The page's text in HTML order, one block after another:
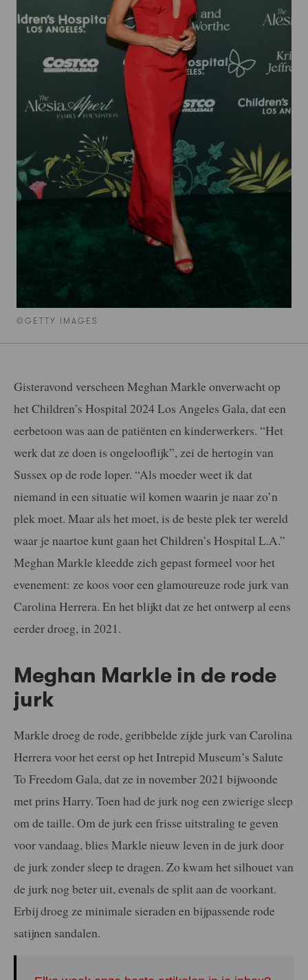
©GETTY IMAGES
Gisteravond verscheen Meghan Markle onverwacht op
het Children’s Hospital 2024 Los Angeles Gala, dat een
eerbetoon was aan de patiënten en kinderwerkers. “Het
werk dat ze doen is ongelooflijk”, zei de hertogin van
Sussex op de rode loper. “Als moeder weet ik dat
niemand in een situatie wil komen waarin je naar zo’n
plek moet. Maar als het moet, is de beste plek ter wereld
waar je naartoe kunt gaan het Children’s Hospital L.A.”
Meghan Markle kleedde zich gepast formeel voor het
evenement: ze koos voor een glamoureuze rode jurk van
Carolina Herrera. En het blijkt dat ze het ontwerp al eens
eerder droeg, in 2021.
Meghan Markle in de rode
jurk
Markle droeg de rode, geribbelde zijde jurk van Carolina
Herrera voor het eerst op het Intrepid Museum’s Salute
To Freedom Gala, dat ze in november 2021 bijwoonde
met prins Harry. Toen had de jurk nog een zwierige sleep
om de taille. Om de jurk een frisse uitstraling te geven
voor vandaag, blies Markle nieuw leven in de jurk door
de jurk zonder sleep te dragen. Zo kwam het silhouet van
de jurk nog beter uit, evenals de split aan de voorkant.
Erbij droeg ze minimale sieraden en bijpassende rode
satijnen sandalen.